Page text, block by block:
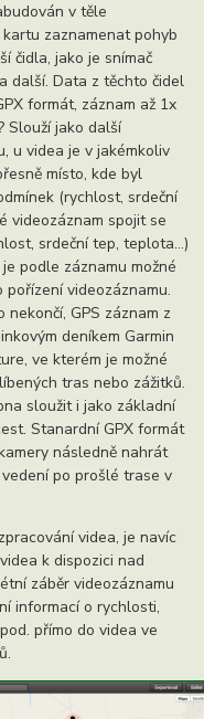
v těle
zaznamenat pohyb
čidla, jako je snímač
další. Data z těchto čidel
formát, záznam až 1x
Slouží jako další
u videa je v jakémkoliv
místo, kde byl
(rychlost, srdeční
videozáznam spojit se
srdeční tep, teplota...)
podle záznamu možné
videozáznamu.
GPS záznam z
deníkem Garmin
ve kterém je možné
tras nebo zážitků.
sloužit i jako základní
Stanardní GPX formát
následně nahrát
po prošlé trase v
videa, je navíc
k dispozici nad
záběr videozáznamu
informací o rychlosti,
přímo do videa ve